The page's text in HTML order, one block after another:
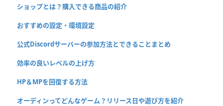
ショップとは？購入できる商品の紹介
おすすめの設定・環境設定
公式Discordサーバーの参加方法とできることまとめ
効率の良いレベルの上げ方
HP＆MPを回復する方法
オーディンってどんなゲーム？リリース日や遊び方を紹介